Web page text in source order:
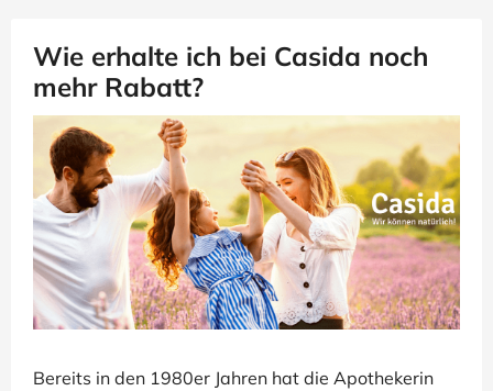
Wie erhalte ich bei Casida noch
mehr Rabatt?
Bereits in den 1980er Jahren hat die Apothekerin